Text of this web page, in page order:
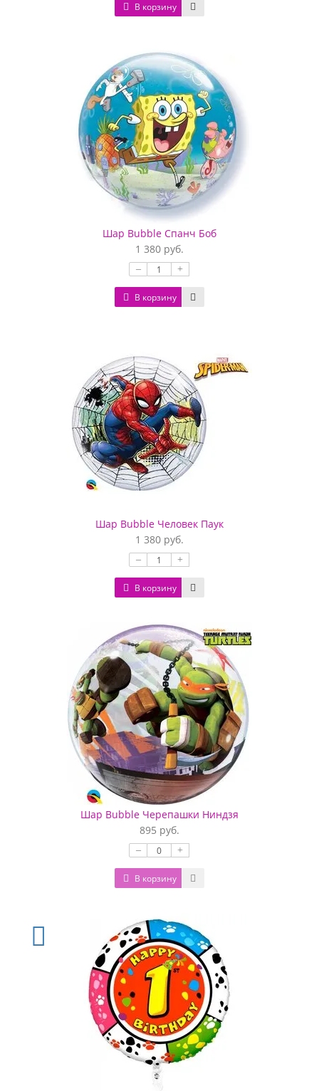
В корзину
Шар Bubble Спанч Боб
1 380 руб.
– +
В корзину
Шар Bubble Человек Паук
1 380 руб.
– +
В корзину
Шар Bubble Черепашки Ниндзя
895 руб.
– +
В корзину